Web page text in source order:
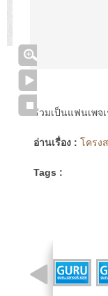
ร่วมเป็นแฟนเพจ
อ่านเรื่อง : โครง
Tags :